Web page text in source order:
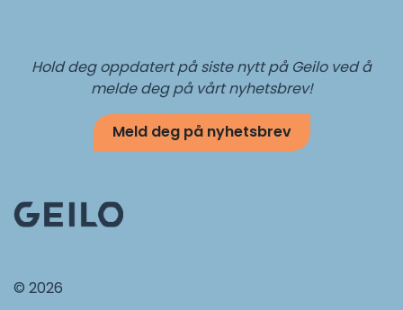
Hold deg oppdatert på siste nytt på Geilo ved å
melde deg på vårt nyhetsbrev!
Meld deg på nyhetsbrev
© 2026